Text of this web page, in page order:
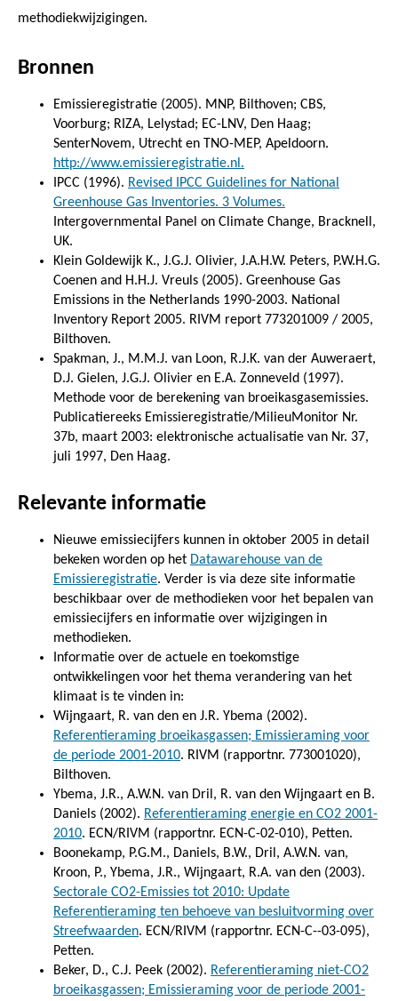
methodiekwijzigingen.
Bronnen
Emissieregistratie (2005). MNP, Bilthoven; CBS,
Voorburg; RIZA, Lelystad; EC-LNV, Den Haag;
SenterNovem, Utrecht en TNO-MEP, Apeldoorn.
http://www.emissieregistratie.nl.
IPCC (1996). Revised IPCC Guidelines for National
Greenhouse Gas Inventories. 3 Volumes.
Intergovernmental Panel on Climate Change, Bracknell,
UK.
Klein Goldewijk K., J.G.J. Olivier, J.A.H.W. Peters, P.W.H.G.
Coenen and H.H.J. Vreuls (2005). Greenhouse Gas
Emissions in the Netherlands 1990-2003. National
Inventory Report 2005. RIVM report 773201009 / 2005,
Bilthoven.
Spakman, J., M.M.J. van Loon, R.J.K. van der Auweraert,
D.J. Gielen, J.G.J. Olivier en E.A. Zonneveld (1997).
Methode voor de berekening van broeikasgasemissies.
Publicatiereeks Emissieregistratie/MilieuMonitor Nr.
37b, maart 2003: elektronische actualisatie van Nr. 37,
juli 1997, Den Haag.
Relevante informatie
Nieuwe emissiecijfers kunnen in oktober 2005 in detail
bekeken worden op het Datawarehouse van de
Emissieregistratie. Verder is via deze site informatie
beschikbaar over de methodieken voor het bepalen van
emissiecijfers en informatie over wijzigingen in
methodieken.
Informatie over de actuele en toekomstige
ontwikkelingen voor het thema verandering van het
klimaat is te vinden in:
Wijngaart, R. van den en J.R. Ybema (2002).
Referentieraming broeikasgassen; Emissieraming voor
de periode 2001-2010. RIVM (rapportnr. 773001020),
Bilthoven.
Ybema, J.R., A.W.N. van Dril, R. van den Wijngaart en B.
Daniels (2002). Referentieraming energie en CO2 2001-
2010. ECN/RIVM (rapportnr. ECN-C-02-010), Petten.
Boonekamp, P.G.M., Daniels, B.W., Dril, A.W.N. van,
Kroon, P., Ybema, J.R., Wijngaart, R.A. van den (2003).
Sectorale CO2-Emissies tot 2010: Update
Referentieraming ten behoeve van besluitvorming over
Streefwaarden. ECN/RIVM (rapportnr. ECN-C--03-095),
Petten.
Beker, D., C.J. Peek (2002). Referentieraming niet-CO2
broeikasgassen; Emissieraming voor de periode 2001-